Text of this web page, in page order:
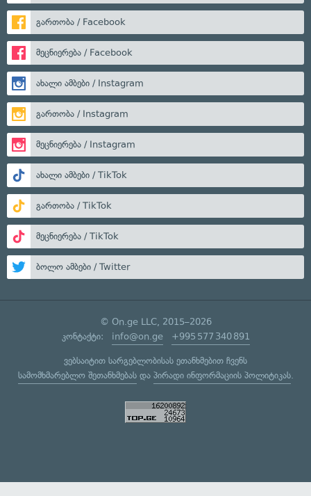
გართობა / Facebook
მეცნიერება / Facebook
ახალი ამბები / Instagram
გართობა / Instagram
მეცნიერება / Instagram
ახალი ამბები / TikTok
გართობა / TikTok
მეცნიერება / TikTok
ბოლო ამბები / Twitter
© On.ge LLC, 2015–2026
კონტაქტი: info@on.ge +995 577 340 891
ვებსაიტით სარგებლობისას ეთანხმებით ჩვენს
სამომხმარებლო შეთანხმებასდა პირადი ინფორმაციის პოლიტიკას.